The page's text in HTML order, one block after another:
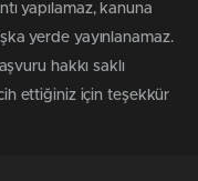
yapılamaz, kanuna
yerde yayınlanamaz.
hakkı saklı
ettiğiniz için teşekkür